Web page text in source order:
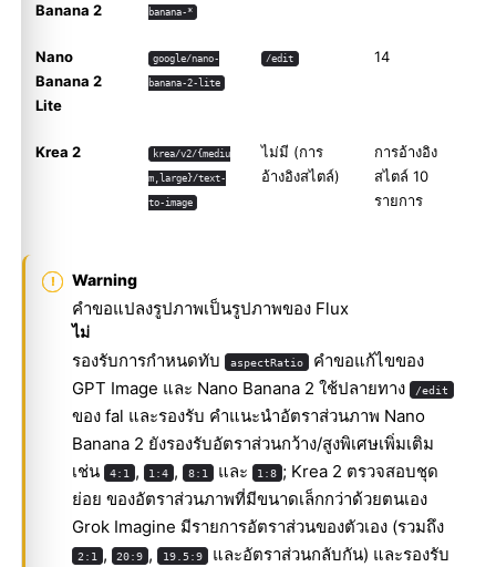
Banana 2
banana-*
Nano
Banana 2
Lite
google/nano-
banana-2-lite
/edit 14
Krea 2 krea/v2/{mediu
m,large}/text-
to-image
ไม่มี (การ
อ้างอิงสไตล์)
การอ้างอิง
สไตล์ 10
รายการ
Warning
คำขอแปลงรูปภาพเป็นรูปภาพของ Flux
ไม่
รองรับการกำหนดทับ aspectRatio คำขอแก้ไขของ
GPT Image และ Nano Banana 2 ใช้ปลายทาง
/edit
ของ fal และรองรับ คำแนะนำอัตราส่วนภาพ Nano
Banana 2 ยังรองรับอัตราส่วนกว้าง/สูงพิเศษเพิ่มเติม
เช่น
4:1 , 1:4 , 8:1 และ 1:8 ; Krea 2 ตรวจสอบชุด
ย่อย ของอัตราส่วนภาพที่มีขนาดเล็กกว่าด้วยตนเอง
Grok Imagine มีรายการอัตราส่วนของตัวเอง (รวมถึง
2:1 , 20:9 , 19.5:9 และอัตราส่วนกลับกัน) และรองรับ